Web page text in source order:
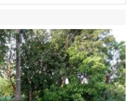
রহমানের পক্ষ থেকে বন্যার্তদের
বাবলু
ঐক্যের ডাক দিলেন প্রধানমন্ত্রী